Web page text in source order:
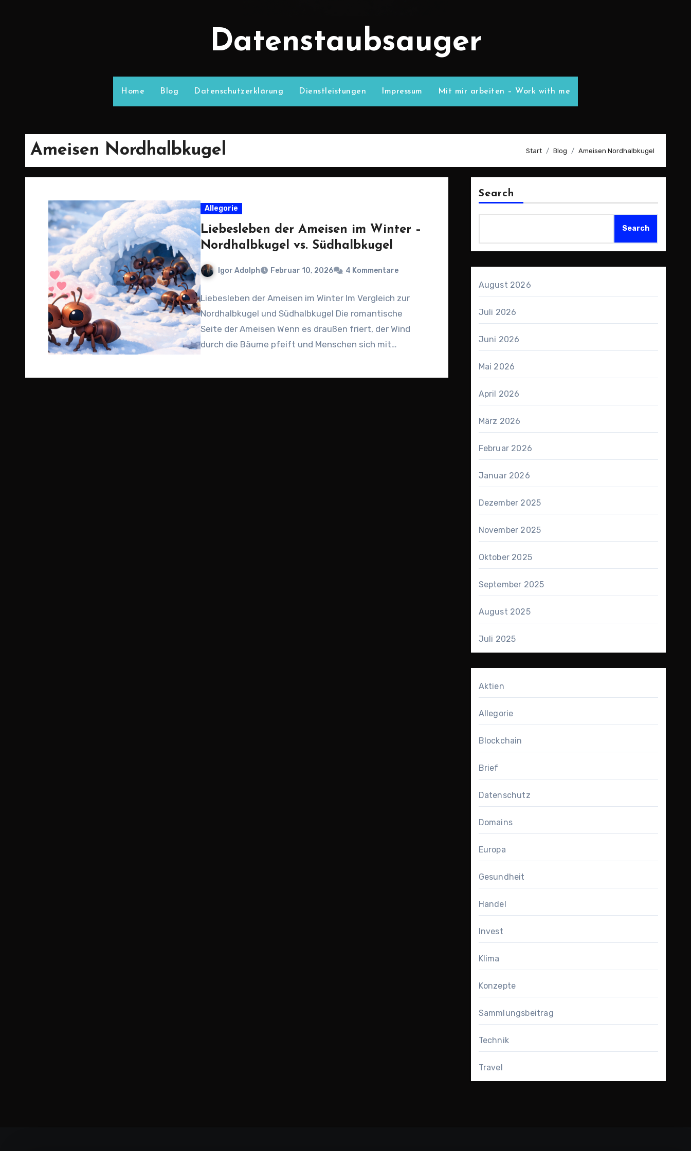
Datenstaubsauger
Home Blog Datenschutzerklärung Dienstleistungen Impressum Mit mir arbeiten – Work with me
Ameisen Nordhalbkugel Start Blog Ameisen Nordhalbkugel
Allegorie
Liebesleben der Ameisen im Winter –
Nordhalbkugel vs. Südhalbkugel
Igor Adolph Februar 10, 2026 4 Kommentare
Liebesleben der Ameisen im Winter Im Vergleich zur
Nordhalbkugel und Südhalbkugel Die romantische
Seite der Ameisen Wenn es draußen friert, der Wind
durch die Bäume pfeift und Menschen sich mit…
Search
Search
August 2026
Juli 2026
Juni 2026
Mai 2026
April 2026
März 2026
Februar 2026
Januar 2026
Dezember 2025
November 2025
Oktober 2025
September 2025
August 2025
Juli 2025
Aktien
Allegorie
Blockchain
Brief
Datenschutz
Domains
Europa
Gesundheit
Handel
Invest
Klima
Konzepte
Sammlungsbeitrag
Technik
Travel